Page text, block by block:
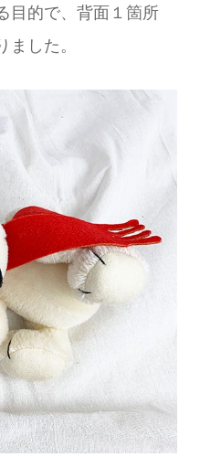
目的で、背面１箇所
した。